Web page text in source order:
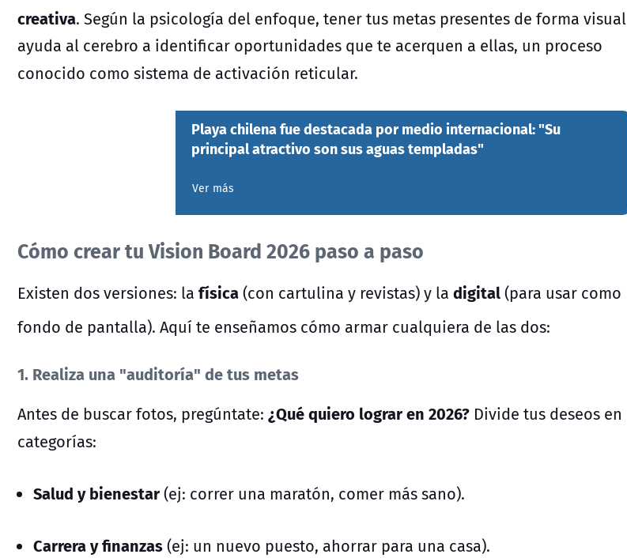
creativa. Según la psicología del enfoque, tener tus metas presentes de forma visual
ayuda al cerebro a identificar oportunidades que te acerquen a ellas, un proceso
conocido como sistema de activación reticular.
Playa chilena fue destacada por medio internacional: "Su
principal atractivo son sus aguas templadas"
Ver más
Cómo crear tu Vision Board 2026 paso a paso
Existen dos versiones: la física(con cartulina y revistas) y la digital(para usar como
fondo de pantalla). Aquí te enseñamos cómo armar cualquiera de las dos:
1. Realiza una "auditoría" de tus metas
Antes de buscar fotos, pregúntate: ¿Qué quiero lograr en 2026? Divide tus deseos en
categorías:
Salud y bienestar(ej: correr una maratón, comer más sano).
Carrera y finanzas(ej: un nuevo puesto, ahorrar para una casa).